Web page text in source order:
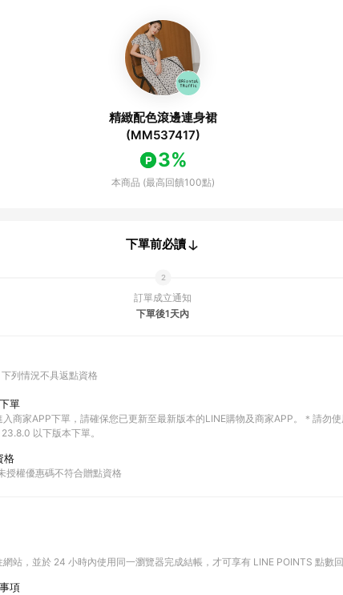
精緻配色滾邊連身裙
(MM537417)
3%
本商品 (最高回饋100點)
下單前必讀
訂單成立通知
下單後1天內
下列情況不具返點資格
單
入商家APP下單，請確保您已更新至最新版本的LINE購物及商家APP。＊請勿
以下版本下單。
格
授權優惠碼不符合贈點資格
網站，並於 24 小時內使用同一瀏覽器完成結帳，才可享有 LINE POINTS 點數
項